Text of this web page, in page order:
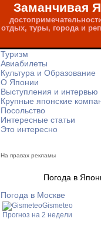
Заманчивая
отдых, туры, города и
Туризм
Авиабилеты
Культура и Образование
О Японии
Выступления и интервью
Крупные японские
Посольство
Интересные статьи
Это интересно
На правах рекламы
Погода в
Погода в Москве
Gismeteo
Прогноз на 2 недели